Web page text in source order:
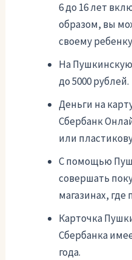
6 до 16 лет
образом, вы
своему
На
до 5000 рублей.
Деньги на
Сбербанк
или
С помощью
совершать
магазинах,
Карточка
Сбербанка
года.